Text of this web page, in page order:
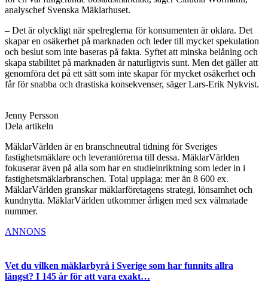
analyschef Svenska Mäklarhuset.
– Det är olyckligt när spelreglerna för konsumenten är oklara. Det
skapar en osäkerhet på marknaden och leder till mycket spekulation
och beslut som inte baseras på fakta. Syftet att minska belåning och
skapa stabilitet på marknaden är naturligtvis sunt. Men det gäller att
genomföra det på ett sätt som inte skapar för mycket osäkerhet och
får för snabba och drastiska konsekvenser, säger Lars-Erik Nykvist.
Jenny Persson
Dela artikeln
MäklarVärlden är en branschneutral tidning för Sveriges
fastighetsmäklare och leverantörerna till dessa. MäklarVärlden
fokuserar även på alla som har en studieinriktning som leder in i
fastighetsmäklarbranschen. Total upplaga: mer än 8 600 ex.
MäklarVärlden granskar mäklarföretagens strategi, lönsamhet och
kundnytta. MäklarVärlden utkommer årligen med sex välmatade
nummer.
ANNONS
Vet du vilken mäklarbyrå i Sverige som har funnits allra
längst? I 145 år för att vara exakt…